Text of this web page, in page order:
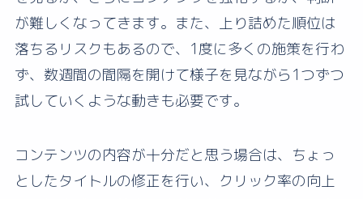
が難しくなってきます。また、上り詰めた順位は
落ちるリスクもあるので、1度に多くの施策を行わ
ず、数週間の間隔を開けて様子を見ながら1つずつ
試していくような動きも必要です。
コンテンツの内容が十分だと思う場合は、ちょっ
としたタイトルの修正を行い、クリック率の向上